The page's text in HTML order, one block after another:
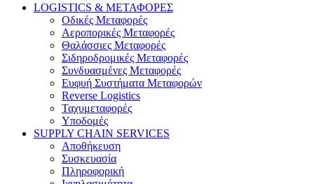
LOGISTICS & ΜΕΤΑΦΟΡΕΣ
Οδικές Μεταφορές
Αεροπορικές Μεταφορές
Θαλάσσιες Μεταφορές
Σιδηροδρομικές Μεταφορές
Συνδυασμένες Μεταφορές
Ευφυή Συστήματα Μεταφορών
Reverse Logistics
Ταχυμεταφορές
Υποδομές
SUPPLY CHAIN SERVICES
Αποθήκευση
Συσκευασία
Πληροφορική